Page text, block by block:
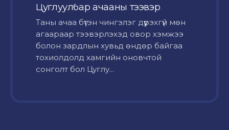
Цуглуулбар ачааны тээвэр
Таны ачаа бүтэн чингэлэг дүүрэхгүй мөн
агаараар тээвэрлэхэд овор хэмжээ
болон зардлын хувьд өндөр байгаа
тохиолдолд хамгийн оновчтой
сонголт бол Цуглу...